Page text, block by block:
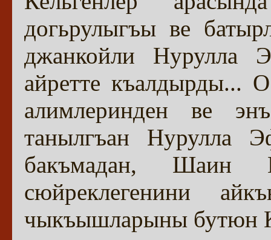
догьрулыгъы ве
джанкойли Нурулла
айретте
алимлеринден ве
танылгъан Нурулла
бакъмадан, Шаин
сюйреклегенини
чыкъышларыны бутюн